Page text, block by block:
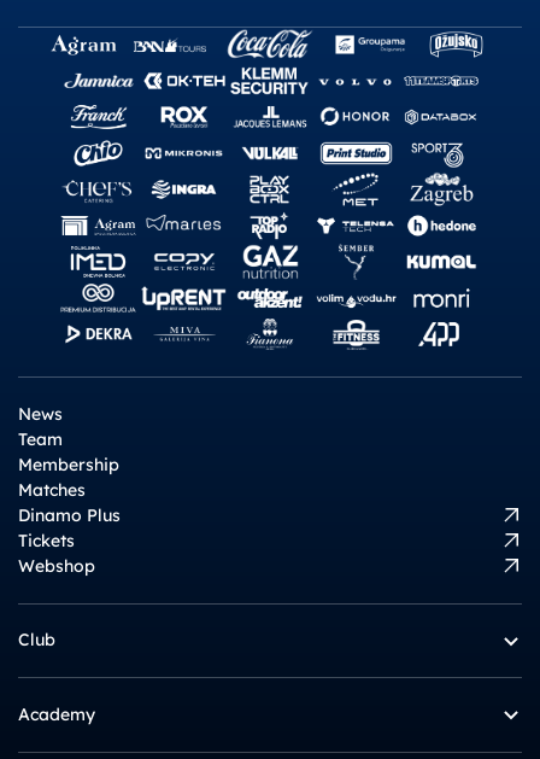
News
Team
Membership
Matches
Dinamo Plus
Tickets
Webshop
Club
Academy